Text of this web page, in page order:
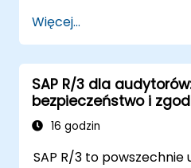
Integrować SAP
komponentami SAP
Monitorować,
wydajność aplikacji
Więcej...
SAP R/3 dla
bezpieczeństwo i
16 godzin
SAP R/3 to powszechnie